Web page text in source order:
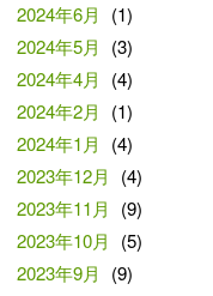
2024年6月
(1)
2024年5月
(3)
2024年4月
(4)
2024年2月
(1)
2024年1月
(4)
2023年12月
(4)
2023年11月
(9)
2023年10月
(5)
2023年9月
(9)